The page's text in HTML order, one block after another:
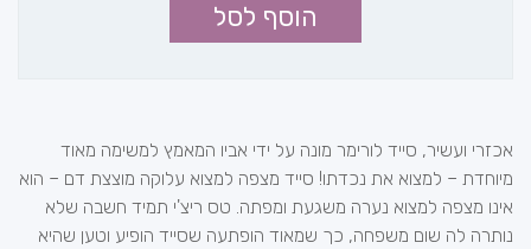
הוסף לסל
אכזרי ועשיר, סייד לורימר מונה על ידי אביו המאמץ למשימה מאוד
מיוחדת – למצוא את נכדתו! סייד מצפה למצוא עלוקה מוצצת דם – הוא
אינו מצפה למצוא נערה משגעת ומפתה. טס ריצ'י תמיד חשבה שלא
נותרה לה שום משפחה, כך שמאוד הופתעה שסייד הופיע וטען שהיא